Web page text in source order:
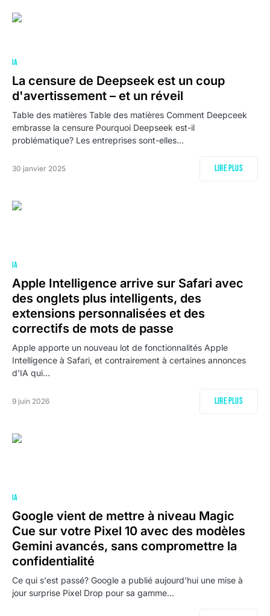
IA
La censure de Deepseek est un coup
d'avertissement – et un réveil
Table des matières Table des matières Comment Deepceek
embrasse la censure Pourquoi Deepseek est-il
problématique? Les entreprises sont-elles…
30 janvier 2025 Lire plus
IA
Apple Intelligence arrive sur Safari avec
des onglets plus intelligents, des
extensions personnalisées et des
correctifs de mots de passe
Apple apporte un nouveau lot de fonctionnalités Apple
Intelligence à Safari, et contrairement à certaines annonces
d'IA qui…
9 juin 2026 Lire plus
IA
Google vient de mettre à niveau Magic
Cue sur votre Pixel 10 avec des modèles
Gemini avancés, sans compromettre la
confidentialité
Ce qui s'est passé? Google a publié aujourd'hui une mise à
jour surprise Pixel Drop pour sa gamme…